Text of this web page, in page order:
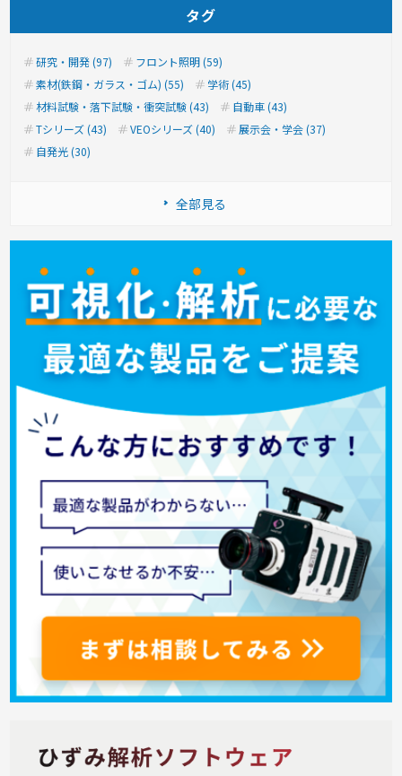
タグ
研究・開発 (97)
フロント照明 (59)
素材(鉄鋼・ガラス・ゴム) (55)
学術 (45)
材料試験・落下試験・衝突試験 (43)
自動車 (43)
Tシリーズ (43)
VEOシリーズ (40)
展示会・学会 (37)
自発光 (30)
全部見る